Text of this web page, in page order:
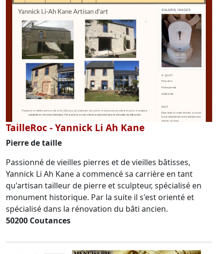
TailleRoc - Yannick Li Ah Kane
Pierre de taille
Passionné de vieilles pierres et de vieilles bâtisses,
Yannick Li Ah Kane a commencé sa carrière en tant
qu'artisan tailleur de pierre et sculpteur, spécialisé en
monument historique. Par la suite il s'est orienté et
spécialisé dans la rénovation du bâti ancien.
50200 Coutances